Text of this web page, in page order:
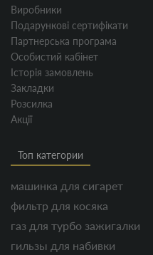
Виробники
Подарункові сертифікати
Партнерська програма
Особистий кабінет
Історія замовлень
Закладки
Розсилка
Акції
Топ категории
машинка для сигарет
фильтр для косяка
газ для турбо зажигалки
гильзы для набивки